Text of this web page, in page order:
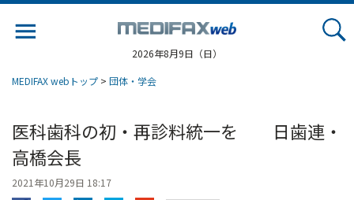
2026年8月9日（日）
MEDIFAX webトップ > 団体・学会
医科歯科の初・再診料統一を 日歯連・
高橋会長
2021年10月29日 18:17